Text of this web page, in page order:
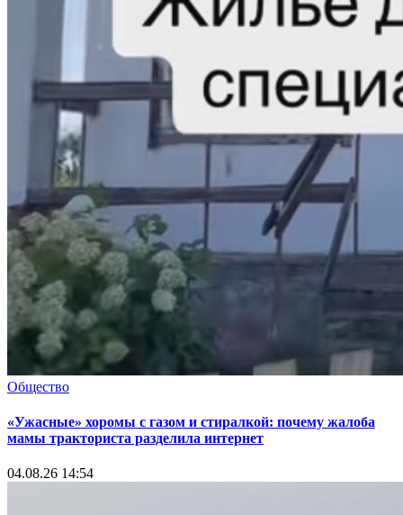
Общество
«Ужасные» хоромы с газом и стиралкой: почему жалоба
мамы тракториста разделила интернет
04.08.26 14:54